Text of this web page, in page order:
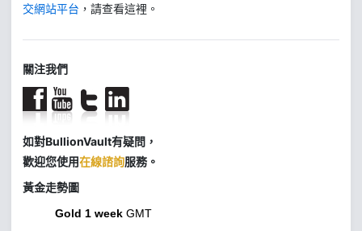
交網站平台 ，請查看這裡。
關注我們
如對BullionVault有疑問，
歡迎您使用在線諮詢服務。
黃金走勢圖
Gold 1 week GMT